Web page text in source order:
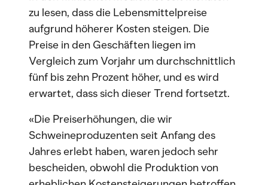
zu lesen, dass die Lebensmittelpreise
aufgrund höherer Kosten steigen. Die
Preise in den Geschäften liegen im
Vergleich zum Vorjahr um durchschnittlich
fünf bis zehn Prozent höher, und es wird
erwartet, dass sich dieser Trend fortsetzt.
«Die Preiserhöhungen, die wir
Schweineproduzenten seit Anfang des
Jahres erlebt haben, waren jedoch sehr
bescheiden, obwohl die Produktion von